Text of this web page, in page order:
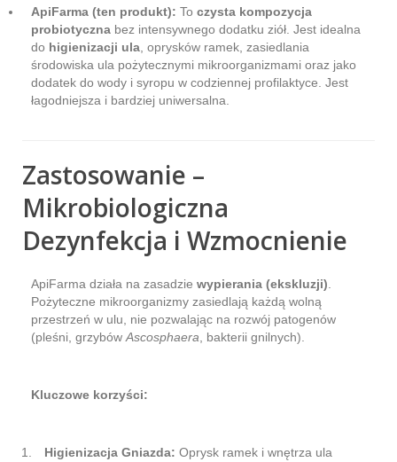
ApiFarma (ten produkt): To czysta kompozycja
probiotyczna bez intensywnego dodatku ziół. Jest idealna
do higienizacji ula , oprysków ramek, zasiedlania
środowiska ula pożytecznymi mikroorganizmami oraz jako
dodatek do wody i syropu w codziennej profilaktyce. Jest
łagodniejsza i bardziej uniwersalna.
Zastosowanie –
Mikrobiologiczna
Dezynfekcja i Wzmocnienie
ApiFarma działa na zasadzie wypierania (ekskluzji)
Pożyteczne mikroorganizmy zasiedlają każdą wolną
przestrzeń w ulu, nie pozwalając na rozwój patogenów
(pleśni, grzybów Ascosphaera , bakterii gnilnych).
Kluczowe korzyści:
Higienizacja Gniazda: Oprysk ramek i wnętrza ula